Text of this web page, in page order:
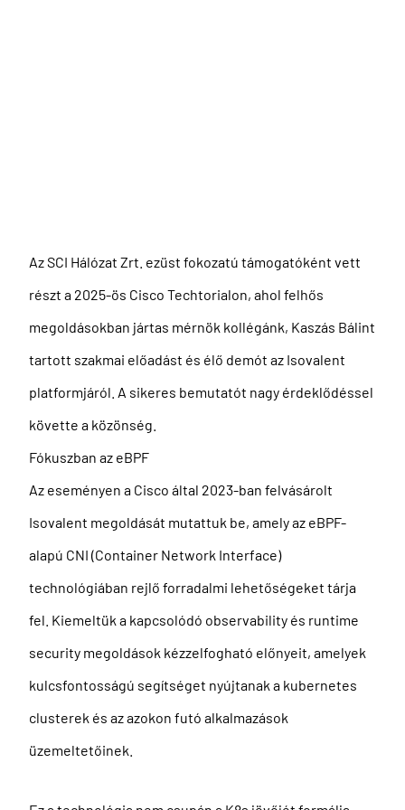
Az SCI Hálózat Zrt. ezüst fokozatú támogatóként vett
részt a 2025-ös Cisco Techtorialon, ahol felhős
megoldásokban jártas mérnök kollégánk, Kaszás Bálint
tartott szakmai előadást és élő demót az Isovalent
platformjáról. A sikeres bemutatót nagy érdeklődéssel
követte a közönség.
Fókuszban az eBPF
Az eseményen a Cisco által 2023-ban felvásárolt
Isovalent megoldását mutattuk be, amely az eBPF-
alapú CNI (Container Network Interface)
technológiában rejlő forradalmi lehetőségeket tárja
fel. Kiemeltük a kapcsolódó observability és runtime
security megoldások kézzelfogható előnyeit, amelyek
kulcsfontosságú segítséget nyújtanak a kubernetes
clusterek és az azokon futó alkalmazások
üzemeltetőinek.